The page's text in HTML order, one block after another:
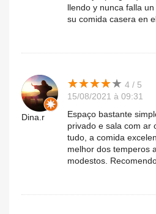
llendo y nunca falla
su comida casera en
Dina.r
★★★★★
★★★★★ 4 / 5
15/08/2021 à 09:31
Espaço bastante
privado e sala com ar
tudo, a comida
melhor dos temperos
modestos.